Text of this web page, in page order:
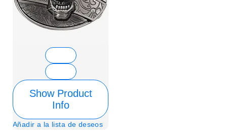
Show Product
Info
Añadir a la lista de deseos